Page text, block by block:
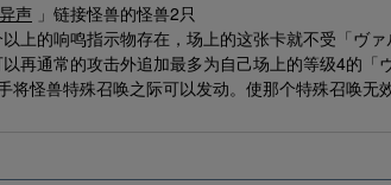
异声 」链接怪兽的怪兽2只
上的响鸣指示物存在，场上的这张卡就不受「ヴァ
再通常的攻击外追加最多为自己场上的等级4的「
怪兽特殊召唤之际可以发动。使那个特殊召唤无